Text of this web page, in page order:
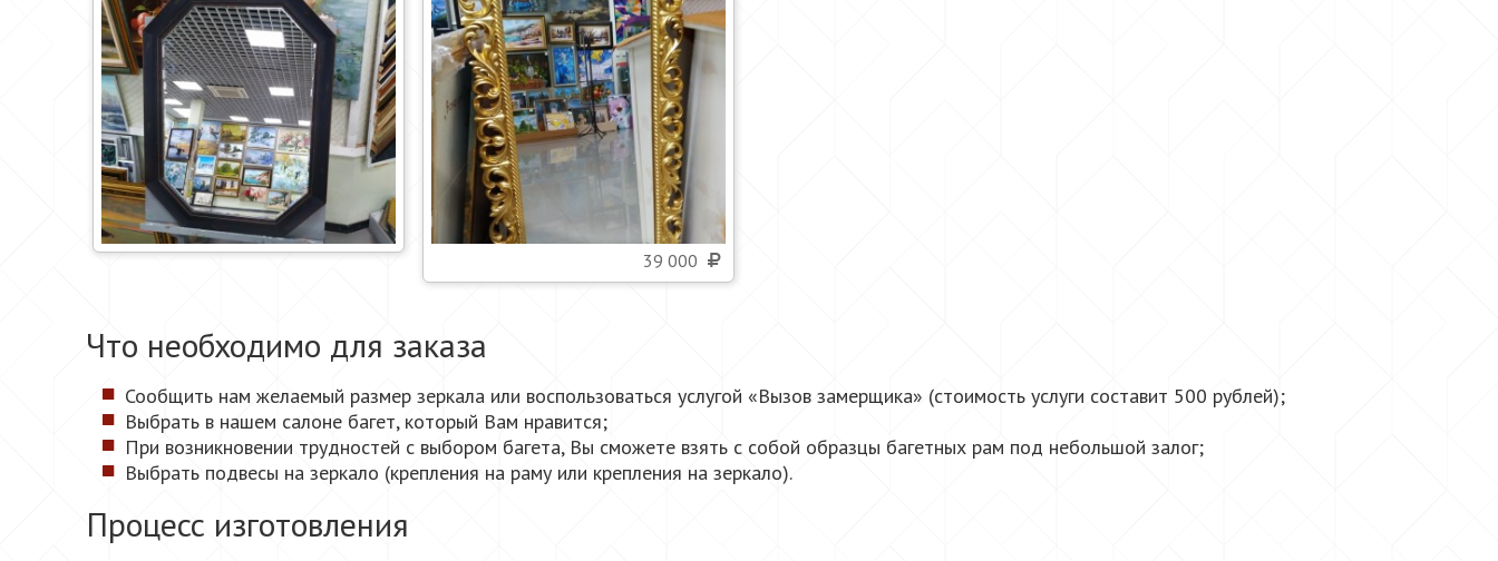
39 000
Что необходимо для заказа
Сообщить нам желаемый размер зеркала или воспользоваться услугой «Вызов замерщика» (стоимость услуги составит 500 рублей);
Выбрать в нашем салоне багет, который Вам нравится;
При возникновении трудностей с выбором багета, Вы сможете взять с собой образцы багетных рам под небольшой залог;
Выбрать подвесы на зеркало (крепления на раму или крепления на зеркало).
Процесс изготовления